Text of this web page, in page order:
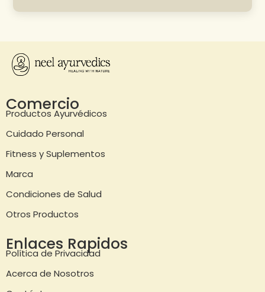
Comercio
Productos Ayurvédicos
Cuidado Personal
Fitness y Suplementos
Marca
Condiciones de Salud
Otros Productos
Enlaces Rapidos
Política de Privacidad
Acerca de Nosotros